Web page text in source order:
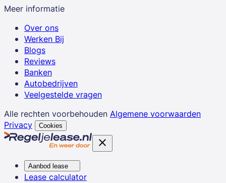
Meer informatie
Over ons
Werken Bij
Blogs
Reviews
Banken
Autobedrijven
Veelgestelde vragen
Alle rechten voorbehouden Algemene voorwaarden
Privacy
Cookies
Aanbod lease
Lease calculator